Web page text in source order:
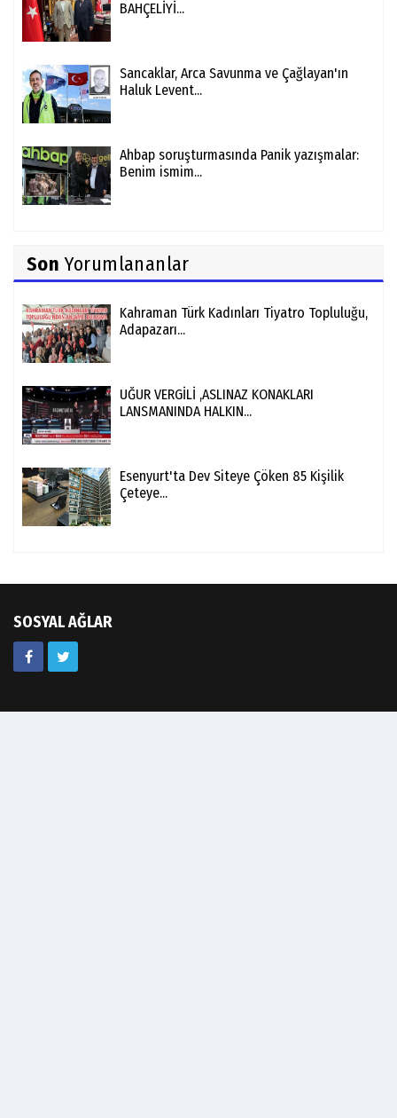
BAHÇELİYİ...
Sancaklar, Arca Savunma ve Çağlayan'ın
Haluk Levent...
Ahbap soruşturmasında Panik yazışmalar:
Benim ismim...
Son Yorumlananlar
Kahraman Türk Kadınları Tiyatro Topluluğu,
Adapazarı...
UĞUR VERGİLİ ,ASLINAZ KONAKLARI
LANSMANINDA HALKIN...
Esenyurt'ta Dev Siteye Çöken 85 Kişilik
Çeteye...
SOSYAL AĞLAR